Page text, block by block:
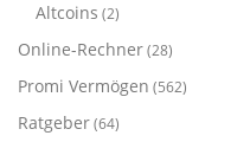
Altcoins (2)
Online-Rechner(28)
Promi Vermögen (562)
Ratgeber(64)